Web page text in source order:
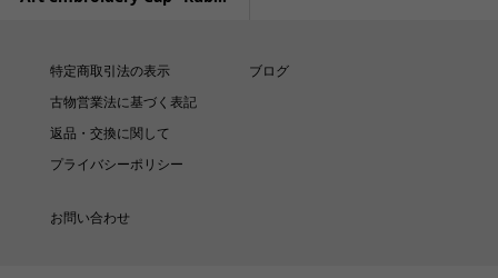
特定商取引法の表示
古物営業法に基づく表記
返品・交換に関して
プライバシーポリシー
ブログ
お問い合わせ